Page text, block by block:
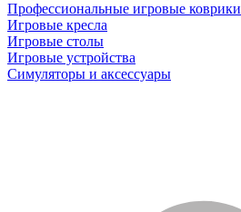
Профессиональные игровые коврики
Игровые кресла
Игровые столы
Игровые устройства
Симуляторы и аксессуары